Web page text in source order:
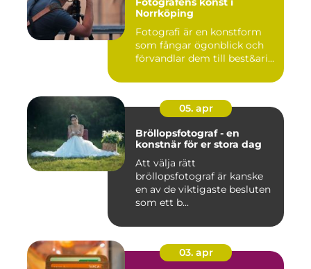
Norrköping
Fotografi är en konstform
som fångar ögonblick och
förvandlar dem till best&ari...
05. apr
Bröllopsfotograf - en
konstnär för er stora dag
Att välja rätt
bröllopsfotograf är kanske
en av de viktigaste besluten
som ett b...
03. apr